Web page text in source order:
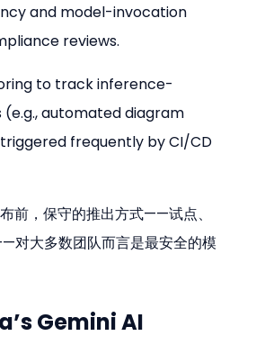
and model-invocation
reviews.
to track inference-
(e.g., automated diagram
frequently by CI/CD
前，保守的推出方式——试点、
对大多数团队而言是最安全的模
Gemini AI